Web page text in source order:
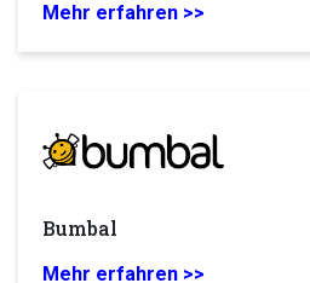
Mehr erfahren >>
Bumbal
Mehr erfahren >>